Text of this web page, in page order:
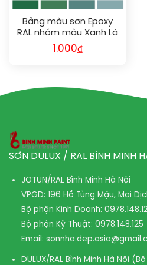
Bảng màu sơn Epoxy
RAL nhóm màu Xanh Lá
mới nhất | Chuẩn màu
quốc tế, bền đẹp cho
1.000₫
SƠN DULUX / RAL BÌNH MINH
JOTUN/RAL Bình Minh Hà Nội
VPGD: 196 Hồ Tùng Mậu, Mai
Bộ phận Kinh Doanh:
Bộ phận Kỹ Thuật: 0978.148.125
Email:
DULUX/RAL Bình Minh Hà Nội